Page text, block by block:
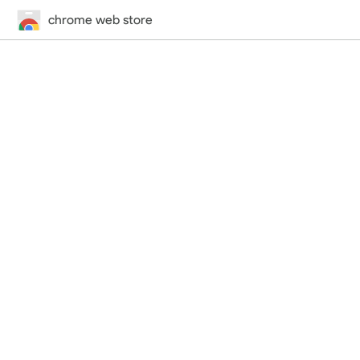
chrome web store